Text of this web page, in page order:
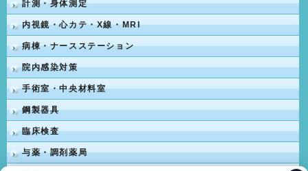
計測・身体測定
内視鏡・心カテ・X線・MRI
病棟・ナースステーション
院内感染対策
手術室・中央材料室
鋼製器具
臨床検査
与薬・調剤薬局